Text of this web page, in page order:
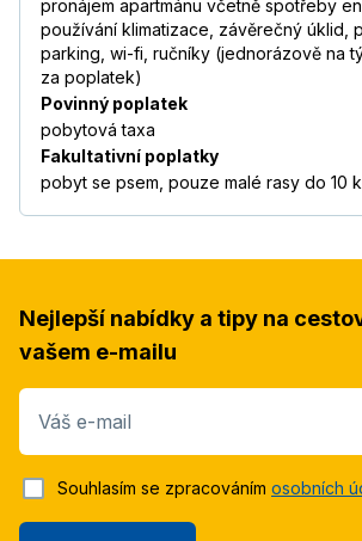
pronájem apartmánu včetně spotřeby
používání klimatizace, závěrečný úklid,
parking, wi-fi, ručníky (jednorázově na
za poplatek)
Povinný poplatek
pobytová taxa
Fakultativní poplatky
pobyt se psem, pouze malé rasy do 10
Nejlepší nabídky a tipy na
vašem e-mailu
Váš e-mail
Souhlasím se zpracováním osobních